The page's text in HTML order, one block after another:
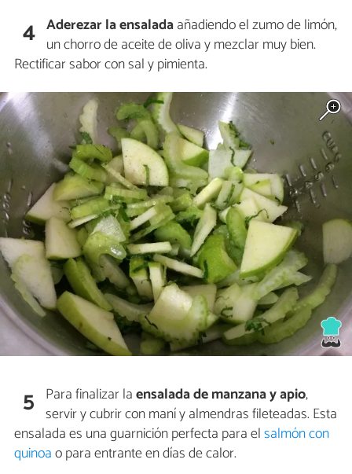
4 Aderezar la ensaladaañadiendo el zumo de limón,
un chorro de aceite de oliva y mezclar muy bien.
Rectificar sabor con sal y pimienta.
5 Para finalizar laensalada de manzana y apio,
servir y cubrir con maní y almendras fileteadas. Esta
ensalada es una guarnición perfecta para elsalmón con
quinoao para entrante en días de calor.